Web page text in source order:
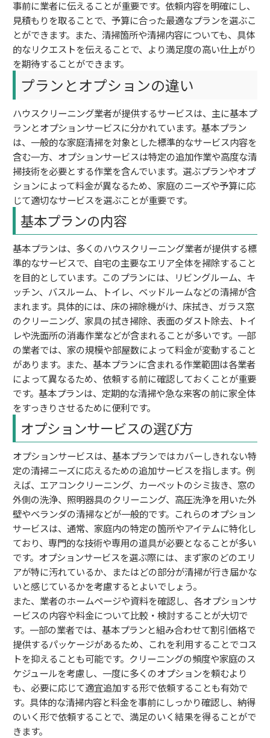
事前に業者に伝えることが重要です。依頼内容を明確にし、
見積もりを取ることで、予算に合った最適なプランを選ぶこ
とができます。また、清掃箇所や清掃内容についても、具体
的なリクエストを伝えることで、より満足度の高い仕上がり
を期待することができます。
プランとオプションの違い
ハウスクリーニング業者が提供するサービスは、主に基本プ
ランとオプションサービスに分かれています。基本プラン
は、一般的な家庭清掃を対象とした標準的なサービス内容を
含む一方、オプションサービスは特定の追加作業や高度な清
掃技術を必要とする作業を含んでいます。選ぶプランやオプ
ションによって料金が異なるため、家庭のニーズや予算に応
じて適切なサービスを選ぶことが重要です。
基本プランの内容
基本プランは、多くのハウスクリーニング業者が提供する標
準的なサービスで、自宅の主要なエリア全体を掃除すること
を目的としています。このプランには、リビングルーム、キ
ッチン、バスルーム、トイレ、ベッドルームなどの清掃が含
まれます。具体的には、床の掃除機がけ、床拭き、ガラス窓
のクリーニング、家具の拭き掃除、表面のダスト除去、トイ
レや洗面所の消毒作業などが含まれることが多いです。一部
の業者では、家の規模や部屋数によって料金が変動すること
があります。また、基本プランに含まれる作業範囲は各業者
によって異なるため、依頼する前に確認しておくことが重要
です。基本プランは、定期的な清掃や急な来客の前に家全体
をすっきりさせるために便利です。
オプションサービスの選び方
オプションサービスは、基本プランではカバーしきれない特
定の清掃ニーズに応えるための追加サービスを指します。例
えば、エアコンクリーニング、カーペットのシミ抜き、窓の
外側の洗浄、照明器具のクリーニング、高圧洗浄を用いた外
壁やベランダの清掃などが一般的です。これらのオプション
サービスは、通常、家庭内の特定の箇所やアイテムに特化し
ており、専門的な技術や専用の道具が必要となることが多い
です。オプションサービスを選ぶ際には、まず家のどのエリ
アが特に汚れているか、またはどの部分が清掃が行き届かな
いと感じているかを考慮するとよいでしょう。
また、業者のホームページや資料を確認し、各オプションサ
ービスの内容や料金について比較・検討することが大切で
す。一部の業者では、基本プランと組み合わせて割引価格で
提供するパッケージがあるため、これを利用することでコス
トを抑えることも可能です。クリーニングの頻度や家庭のス
ケジュールを考慮し、一度に多くのオプションを頼むより
も、必要に応じて適宜追加する形で依頼することも有効で
す。具体的な清掃内容と料金を事前にしっかり確認し、納得
のいく形で依頼することで、満足のいく結果を得ることがで
きます。